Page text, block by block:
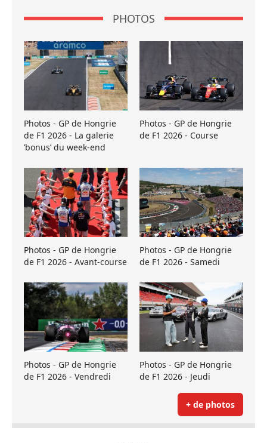
PHOTOS
Photos - GP de Hongrie
de F1 2026 - La galerie
’bonus’ du week-end
Photos - GP de Hongrie
de F1 2026 - Course
Photos - GP de Hongrie
de F1 2026 - Avant-course
Photos - GP de Hongrie
de F1 2026 - Samedi
Photos - GP de Hongrie
de F1 2026 - Vendredi
Photos - GP de Hongrie
de F1 2026 - Jeudi
+ de photos